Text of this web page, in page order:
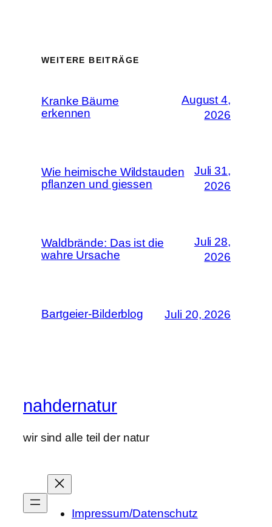
WEITERE BEITRÄGE
Kranke Bäume
erkennen
August 4,
2026
Wie heimische Wildstauden
pflanzen und giessen
Juli 31,
2026
Waldbrände: Das ist die
wahre Ursache
Juli 28,
2026
Bartgeier-Bilderblog Juli 20, 2026
nahdernatur
wir sind alle teil der natur
Impressum/Datenschutz